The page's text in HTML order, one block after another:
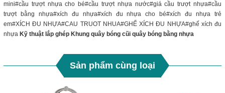
mini#cầu trượt nhựa cho bé#cầu trượt nhựa nước#giá cầu trượt nhựa#cầu
trượt bằng nhựa#xích đu nhựa#xích đu nhựa cho bé#xích đu nhựa trẻ
em#XÍCH ĐU NHỰA#CAU TRUOT NHUA#GHẾ XÍCH ĐU NHỰA#ghế xích đu
nhựa Kỹ thuật lắp ghép Khung quây bóng cũi quây bóng bằng nhựa
Sản phẩm cùng loại